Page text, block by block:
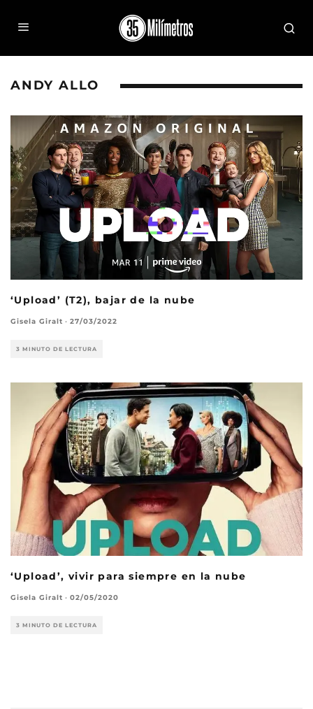
ANDY ALLO
‘Upload’ (T2), bajar de la nube
Gisela Giralt · 27/03/2022
3 MINUTO DE LECTURA
‘Upload’, vivir para siempre en la nube
Gisela Giralt · 02/05/2020
3 MINUTO DE LECTURA